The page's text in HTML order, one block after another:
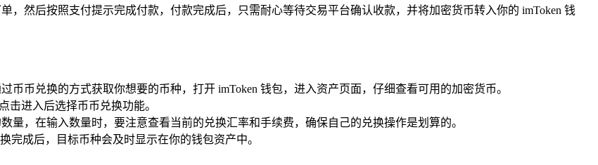
，然后按照支付提示完成付款，付款完成后，只需耐心等待交易平台确认收款，并将加密货币转入你的 imToken 钱
币币兑换的方式获取你想要的币种，打开 imToken 钱包，进入资产页面，仔细查看可用的加密货币。
击进入后选择币币兑换功能。
量，在输入数量时，要注意查看当前的兑换汇率和手续费，确保自己的兑换操作是划算的。
完成后，目标币种会及时显示在你的钱包资产中。